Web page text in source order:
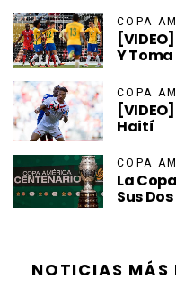
COPA
Y Toma
COPA
Haití
COPA
La
Sus
NOTICIAS MÁS